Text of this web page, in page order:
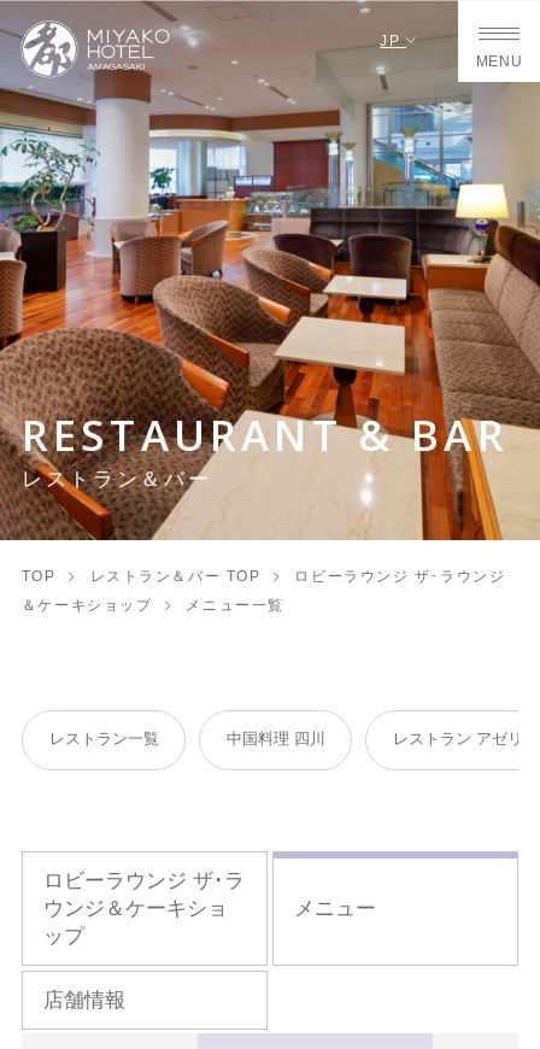
JP
MENU
RESTAURANT & BAR
レストラン＆バー
TOP レストラン＆バー TOP
ロビーラウンジ ザ･ラウンジ
＆ケーキショップ
メニュー一覧
レストラン一覧 中国料理 四川 レストラン アゼリア
ロビーラウンジ ザ･ラ
ウンジ＆ケーキショ
ップ
メニュー
店舗情報